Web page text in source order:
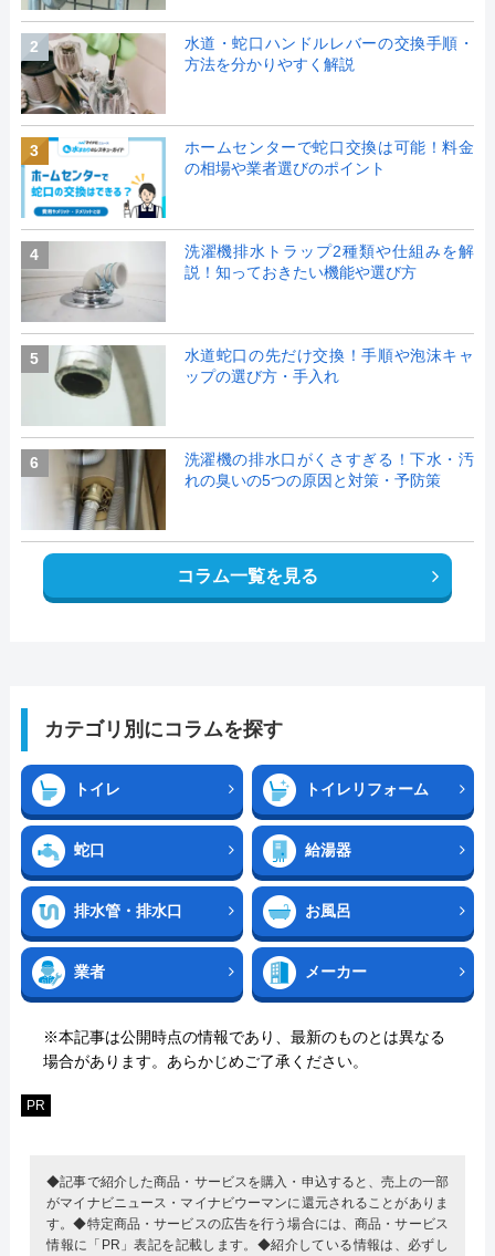
2
水道・蛇口ハンドルレバーの交換手順・
方法を分かりやすく解説
3
ホームセンターで蛇口交換は可能！料金
の相場や業者選びのポイント
4
洗濯機排水トラップ2種類や仕組みを解
説！知っておきたい機能や選び方
5
水道蛇口の先だけ交換！手順や泡沫キャ
ップの選び方・手入れ
6
洗濯機の排水口がくさすぎる！下水・汚
れの臭いの5つの原因と対策・予防策
コラム一覧を見る
カテゴリ別にコラムを探す
トイレ トイレリフォーム
蛇口 給湯器
排水管・排水口 お風呂
業者 メーカー
※本記事は公開時点の情報であり、最新のものとは異なる
場合があります。あらかじめご了承ください。
PR
◆記事で紹介した商品・サービスを購入・申込すると、売上の一部
がマイナビニュース・マイナビウーマンに還元されることがありま
す。◆特定商品・サービスの広告を行う場合には、商品・サービス
情報に「PR」表記を記載します。◆紹介している情報は、必ずし